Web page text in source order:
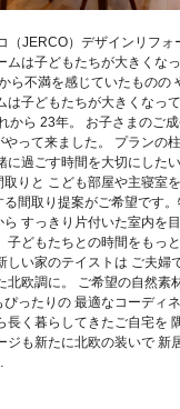
（JERCO）デザインリフォ
ムは子どもたちが大きくな
ら不満を感じていたものの
は子どもたちが大きくなっ
から 23年。 お子さまのご
やって来ました。 プランの
に過ごす時間を大切にしたい
りと こども部屋や主寝室
間取り提案がご希望です
すっきり片付いた室内を
子どもたちとの時間をもっ
しい家のテイストは ご夫婦
北欧調に。 ご希望の自然素
ったりの 最適なコーディ
長く暮らしてきたご自宅を
ジも新たに北欧の装いで 新